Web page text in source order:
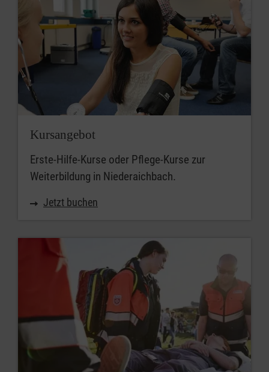
Kursangebot
Erste-Hilfe-Kurse oder Pflege-Kurse zur
Weiterbildung in Niederaichbach.
Jetzt buchen